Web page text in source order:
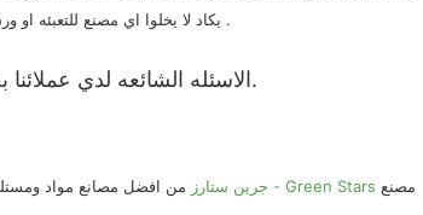
يكاد لا يخلوا اي مصنع للتعبئه او ورش الحرف اليدويه او المكاتب و شركات الشحن من منتجات اللزق السولتيب .
الاسئله الشائعه لدي عملائنا بخصوص دراسه الجدوي لدي مشاريع السلوتيب وانتاجه ؟.
مصنع جرين ستارز - Green Stars
من افضل مصانع مواد